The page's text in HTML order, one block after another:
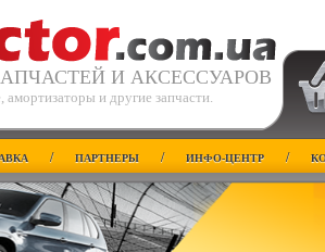
И АКСЕССУАРОВ
и другие запчасти.
/ ПАРТНЕРЫ / ИНФО-ЦЕНТР /